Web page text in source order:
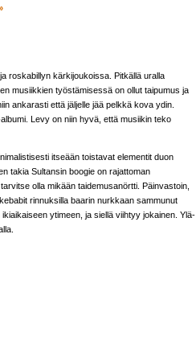
roskabillyn kärkijoukoissa. Pitkällä uralla
musiikkien työstämisessä on ollut taipumus ja
ankarasti että jäljelle jää pelkkä kova ydin.
Levy on niin hyvä, että musiikin teko
itseään toistavat elementit duon
takia Sultansin boogie on rajattoman
olla mikään taidemusanörtti. Päinvastoin,
rinnuksilla baarin nurkkaan sammunut
ytimeen, ja siellä viihtyy jokainen. Ylä-